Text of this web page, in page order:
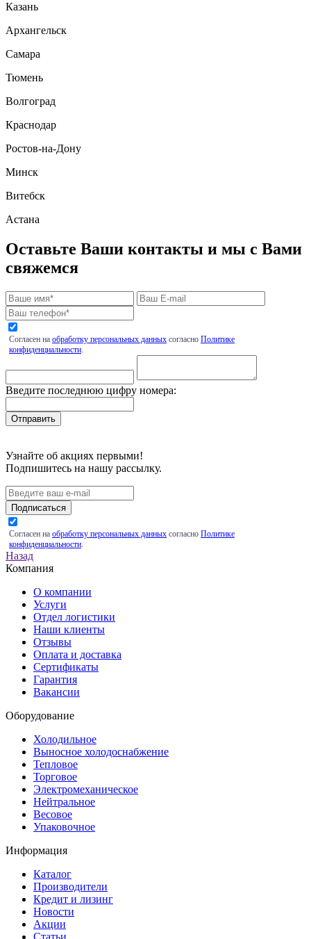
Казань
Архангельск
Самара
Тюмень
Волгоград
Краснодар
Ростов-на-Дону
Минск
Витебск
Астана
Оставьте Ваши контакты и мы с Вами
свяжемся
Согласен на обработку персональных данных согласно Политике
конфиденциальности.
Введите последнюю цифру номера:
Узнайте об акциях первыми!
Подпишитесь на нашу рассылку.
Подписаться
Согласен на обработку персональных данных согласно Политике
конфиденциальности.
Назад
Компания
О компании
Услуги
Отдел логистики
Наши клиенты
Отзывы
Оплата и доставка
Сертификаты
Гарантия
Вакансии
Оборудование
Холодильное
Выносное холодоснабжение
Тепловое
Торговое
Электромеханическое
Нейтральное
Весовое
Упаковочное
Информация
Каталог
Производители
Кредит и лизинг
Новости
Акции